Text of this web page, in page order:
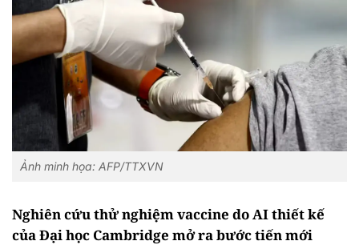
Ảnh minh họa: AFP/TTXVN
Nghiên cứu thử nghiệm vaccine do AI thiết kế
của Đại học Cambridge mở ra bước tiến mới